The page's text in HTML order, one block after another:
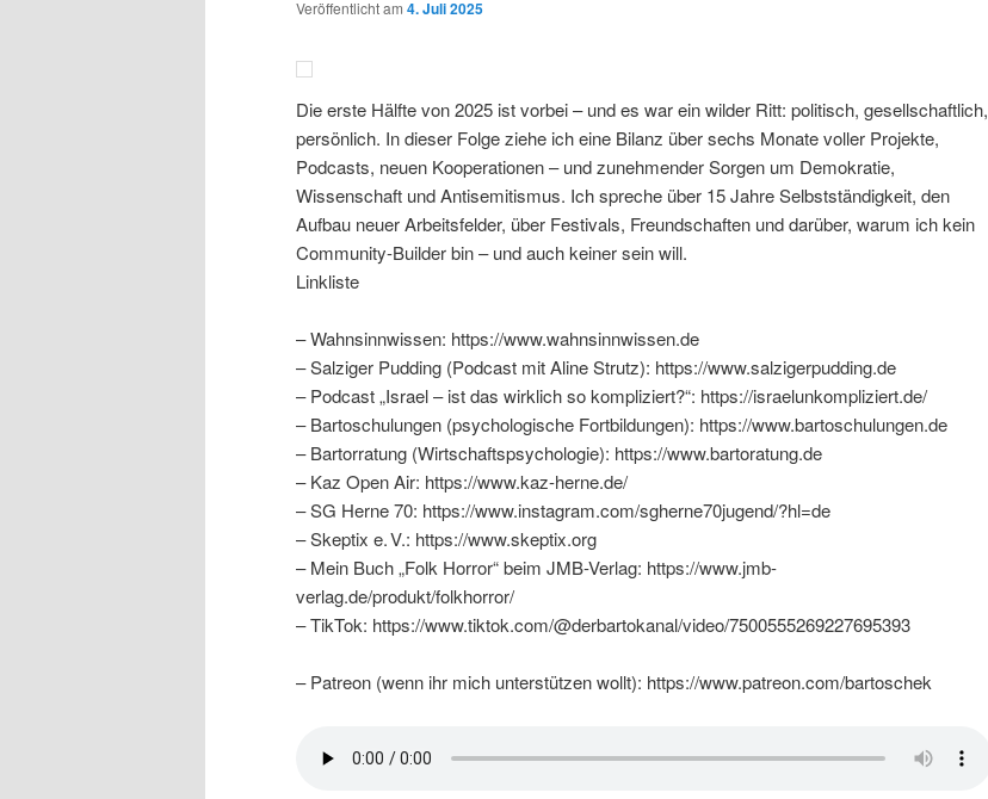
Veröffentlicht am 4. Juli 2025
Die erste Hälfte von 2025 ist vorbei – und es war ein wilder Ritt: politisch, gesellschaftlich,
persönlich. In dieser Folge ziehe ich eine Bilanz über sechs Monate voller Projekte,
Podcasts, neuen Kooperationen – und zunehmender Sorgen um Demokratie,
Wissenschaft und Antisemitismus. Ich spreche über 15 Jahre Selbstständigkeit, den
Aufbau neuer Arbeitsfelder, über Festivals, Freundschaften und darüber, warum ich kein
Community-Builder bin – und auch keiner sein will.
Linkliste
– Wahnsinnwissen: https://www.wahnsinnwissen.de
– Salziger Pudding (Podcast mit Aline Strutz): https://www.salzigerpudding.de
– Podcast „Israel – ist das wirklich so kompliziert?“: https://israelunkompliziert.de/
– Bartoschulungen (psychologische Fortbildungen): https://www.bartoschulungen.de
– Bartorratung (Wirtschaftspsychologie): https://www.bartoratung.de
– Kaz Open Air: https://www.kaz-herne.de/
– SG Herne 70: https://www.instagram.com/sgherne70jugend/?hl=de
– Skeptix e. V.: https://www.skeptix.org
– Mein Buch „Folk Horror“ beim JMB-Verlag: https://www.jmb-
verlag.de/produkt/folkhorror/
– TikTok: https://www.tiktok.com/@derbartokanal/video/7500555269227695393
– Patreon (wenn ihr mich unterstützen wollt): https://www.patreon.com/bartoschek